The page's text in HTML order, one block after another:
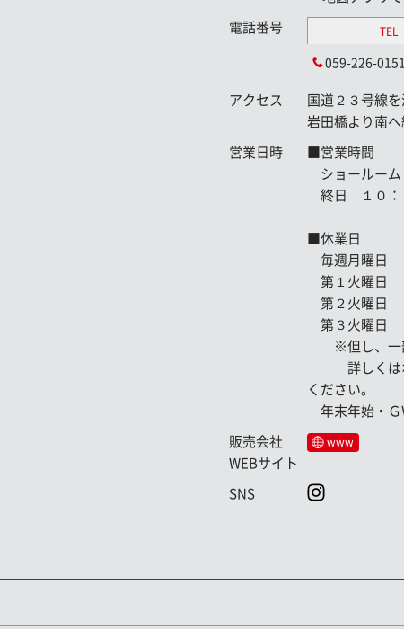
電話番号 TEL
059-226-0151
アクセス
国道２３号線
岩田橋より南へ
営業日時
■営業時間
ショールーム
終日 １０：
■休業日
毎週月曜日
第１火曜日
第２火曜日
第３火曜日
※但し、一部
詳しくはホ
ください。
年末年始・Ｇ
販売会社
WEBサイト
www
SNS